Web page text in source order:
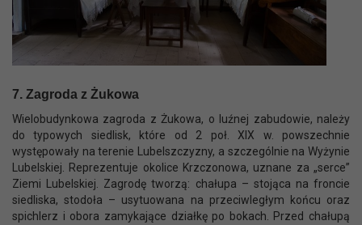
7. Zagroda z Żukowa
Wielobudynkowa zagroda z Żukowa, o luźnej zabudowie, należy
do typowych siedlisk, które od 2 poł. XIX w. powszechnie
występowały na terenie Lubelszczyzny, a szczególnie na Wyżynie
Lubelskiej. Reprezentuje okolice Krzczonowa, uznane za „serce”
Ziemi Lubelskiej. Zagrodę tworzą: chałupa – stojąca na froncie
siedliska, stodoła – usytuowana na przeciwległym końcu oraz
spichlerz i obora zamykające działkę po bokach. Przed chałupą